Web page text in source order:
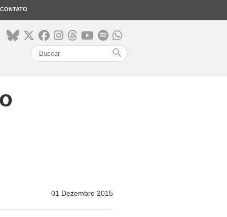
CONTATO
search
01 Dezembro 2015